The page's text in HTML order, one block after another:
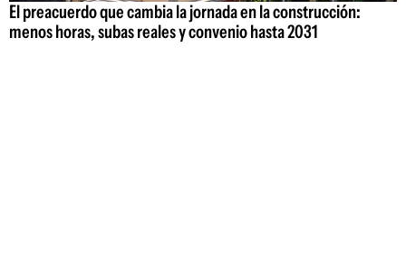
El preacuerdo que cambia la jornada en la construcción:
menos horas, subas reales y convenio hasta 2031